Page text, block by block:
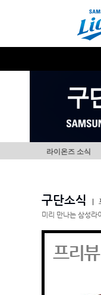
구
라이온즈 소식
구단소식
미리 만나는 삼성라
프리뷰